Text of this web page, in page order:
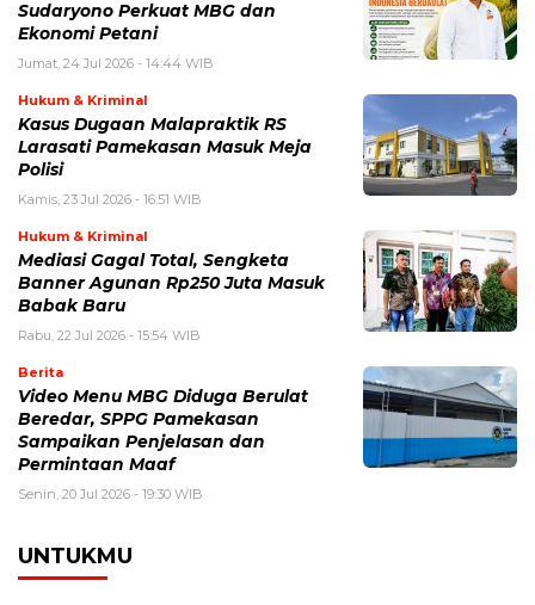
Sudaryono Perkuat MBG dan
Ekonomi Petani
Jumat, 24 Jul 2026 - 14:44 WIB
Hukum & Kriminal
Kasus Dugaan Malapraktik RS
Larasati Pamekasan Masuk Meja
Polisi
Kamis, 23 Jul 2026 - 16:51 WIB
Hukum & Kriminal
Mediasi Gagal Total, Sengketa
Banner Agunan Rp250 Juta Masuk
Babak Baru
Rabu, 22 Jul 2026 - 15:54 WIB
Berita
‎Video Menu MBG Diduga Berulat
Beredar, SPPG Pamekasan
Sampaikan Penjelasan dan
Permintaan Maaf
Senin, 20 Jul 2026 - 19:30 WIB
UNTUKMU